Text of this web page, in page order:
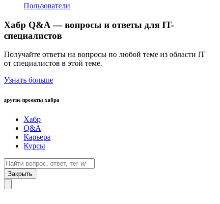
Пользователи
Хабр Q&A — вопросы и ответы для IT-
специалистов
Получайте ответы на вопросы по любой теме из области IT
от специалистов в этой теме.
Узнать больше
другие проекты хабра
Хабр
Q&A
Карьера
Курсы
Закрыть